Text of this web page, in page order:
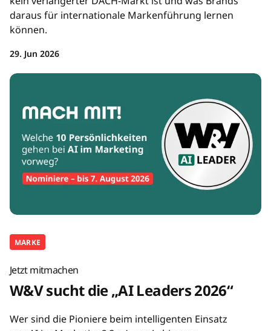
daraus für internationale Markenführung lernen
können.
29. Jun 2026
MARKE
Jetzt mitmachen
W&V sucht die „AI Leaders 2026“
Wer sind die Pioniere beim intelligenten Einsatz